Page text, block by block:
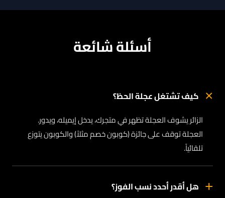
أسئلة شائعة
× كيف تشتغل عجلة الحظ؟
الزائر يشوف العجلة تظهر في متجرك، يدخل إيميله، ويدور.
العجلة توقف على جائزة (كوبون خصم مثلاً) والكوبون يتوزع
تلقائياً.
+ هل أقدر أحدد نسب الفوز؟